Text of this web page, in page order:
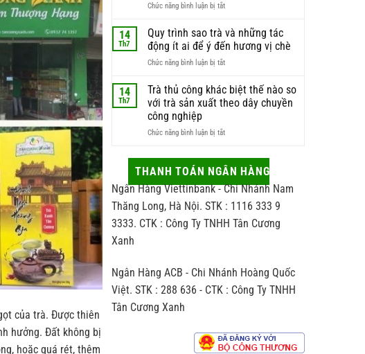
của trà. Được thiên
hưởng. Đất không bị
hoặc quá rét, thêm
luôn
giới
sành
săn
trà
có
được
búp
trà
lượng
nhất
Chức năng bình luận bị tắtở
nghiệm
chọn
trà
làm
biếu
sao
sang
hợp
người
14
Th7
Quy trình sao trà và những tác
động ít ai để ý đến hương vị chè
Chức năng bình luận bị tắtở
trình
sao
trà
những
động
ít
để
ý
hương
14
Th7
Trà thủ công khác biệt thế nào so
với trà sản xuất theo dây chuyền
công nghiệp
Chức năng bình luận bị tắtở
công
biệt
thế
so
xuất
theo
dây
nghiệp
THANH TOÁN NGÂN HÀNG
Ngân Hàng Viettinbank - Chi Nhánh Nam
Thăng Long, Hà Nội. STK : 1116 333 9
3333. CTK : Công Ty TNHH Tân Cương
Xanh
Ngân Hàng ACB - Chi Nhánh Hoàng Quốc
Việt. STK : 288 636 - CTK : Công Ty TNHH
Tân Cương Xanh